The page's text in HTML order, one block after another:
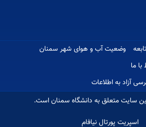
وضعیت آب و هوای شهر سمنان
با ما
آزاد به اطلاعات
سایت متعلق به دانشگاه سمنان است.
اسپریت پورتال نیافام